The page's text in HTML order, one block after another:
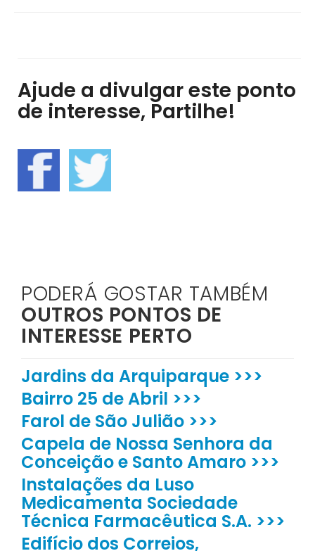
Ajude a divulgar este ponto
de interesse, Partilhe!
PODERÁ GOSTAR TAMBÉM
OUTROS PONTOS DE
INTERESSE PERTO
Jardins da Arquiparque >>>
Bairro 25 de Abril >>>
Farol de São Julião >>>
Capela de Nossa Senhora da
Conceição e Santo Amaro >>>
Instalações da Luso
Medicamenta Sociedade
Técnica Farmacêutica S.A. >>>
Edifício dos Correios,